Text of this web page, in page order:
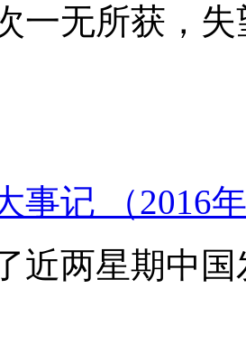
一无所获，
事记 （2016
近两星期中